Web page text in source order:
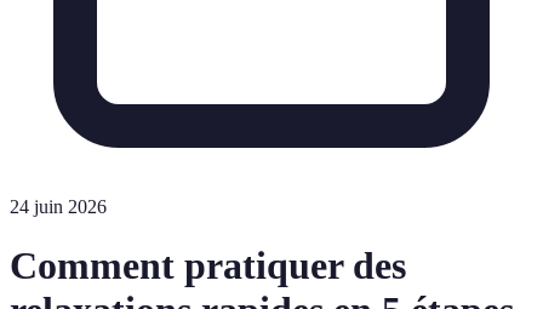
24 juin 2026
Comment pratiquer des